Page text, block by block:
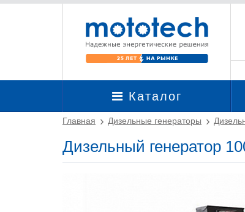
Каталог
Главная Дизельные генераторы
Дизельный генератор